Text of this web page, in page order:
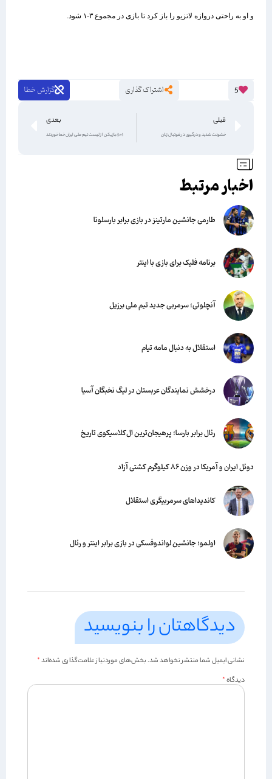
و او به راحتی دروازه لاتزیو را باز کرد تا بازی در مجموع ۳-۱ شود.
5 اشتراک گذاری گزارش خطا
قبلی
خشونت شدید و درگیری در فوتبال زنان
بعدی
اخبار مرتبط
طارمی جانشین مارتینز در بازی برابر بارسلونا
برنامه فلیک برای بازی با اینتر
آنچلوتی؛ سرمربی جدید تیم ملی برزیل
استقلال به دنبال مامه تیام
درخشش نمایندگان عربستان در لیگ نخبگان آسیا
رئال برابر بارسا؛ پرهیجان‌‌ترین ال‌کلاسیکوی تاریخ
دوئل ایران و آمریکا در وزن ۸۶ کیلوگرم کشتی آزاد
کاندیداهای سرمربیگری استقلال
اولمو؛ جانشین لواندوفسکی در بازی برابر اینتر و رئال
دیدگاهتان را بنویسید
نشانی ایمیل شما منتشر نخواهد شد.بخش‌های موردنیاز علامت‌گذاری شده‌اند*
دیدگاه*